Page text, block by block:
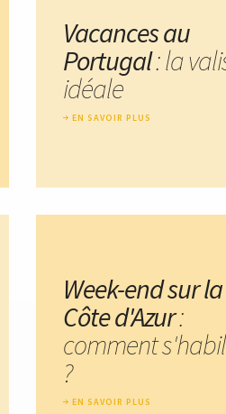
Vacances au
Portugal: la
idéale
EN SAVOIR PLUS
Week-end sur la
Côte d'Azur:
comment
?
EN SAVOIR PLUS